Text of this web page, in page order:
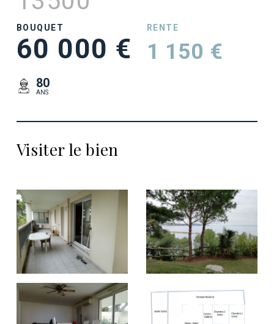
BOUQUET
60 000 €
RENTE
1 150 €
80
ANS
Visiter le bien